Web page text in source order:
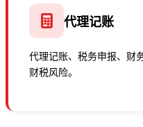
代理记账
代理记账、税务申报、财
财税风险。